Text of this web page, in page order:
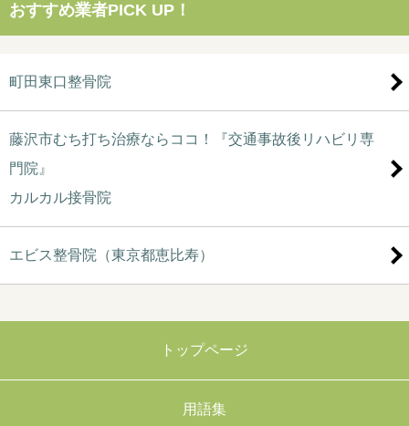
おすすめ業者PICK UP！
町田東口整骨院
藤沢市むち打ち治療ならココ！『交通事故後リハビリ専
門院』
カルカル接骨院
エビス整骨院（東京都恵比寿）
トップページ
用語集